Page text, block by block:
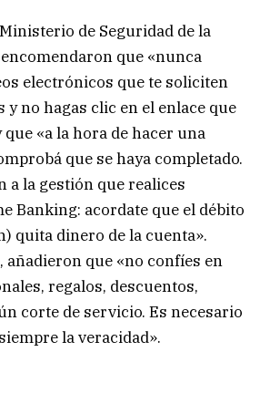
de Seguridad de la
que «nunca
electrónicos que te soliciten
y no hagas clic en el enlace que
«a la hora de hacer una
que se haya completado.
a la gestión que realices
Banking: acordate que el débito
quita dinero de la cuenta».
añadieron que «no confíes en
regalos, descuentos,
corte de servicio. Es necesario
la veracidad».